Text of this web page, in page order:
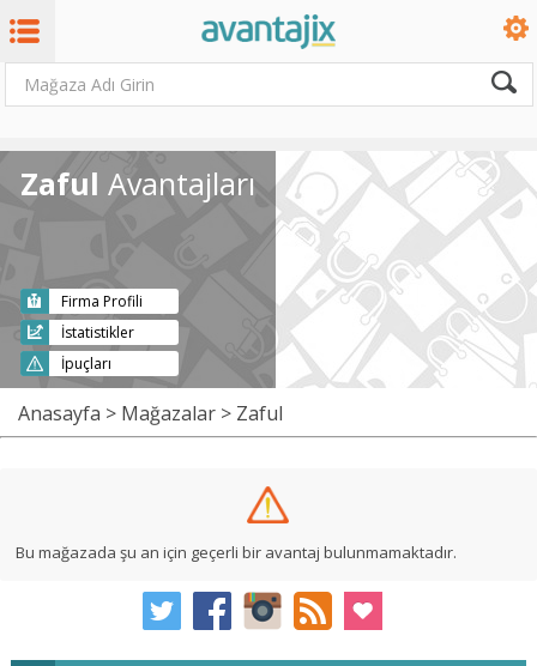
Zaful Avantajları
Firma Profili
İstatistikler
İpuçları
Anasayfa > Mağazalar > Zaful
Bu mağazada şu an için geçerli bir avantaj bulunmamaktadır.